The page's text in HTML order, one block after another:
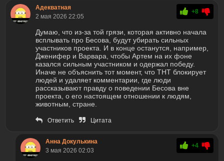
Адекватная
2 мая 2026 22:05
+8
Думаю, что из-за той грязи, которая активно начала
всплывать про Бесова, будут убирать сильных
участников проекта. И в конце останутся, например,
Дженифер и Варвара, чтобы Артем на их фоне
казался сильным участником и одержал победу.
Иначе не объяснить тот момент, что ТНТ блокирует
людей и удаляет комментарии, где люди
рассказывают правду о поведении Бесова вне
проекта, о его настоящем отношении к людям,
животным, стране.
Ответить Цитата
Анна Докулькина
3 мая 2026 02:03
+4